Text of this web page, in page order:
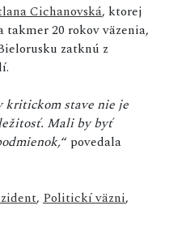
Cichanovská, ktorej
takmer 20 rokov väzenia,
zatknú z
kritickom stave nie je
Mali by byť
“ povedala
, Politickí väzni,